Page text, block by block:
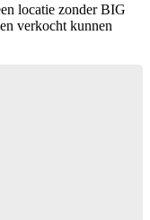
locatie zonder BIG
verkocht kunnen